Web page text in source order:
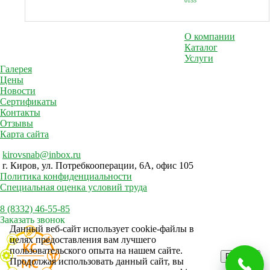
О компании
Каталог
Услуги
Галерея
Цены
Новости
Сертификаты
Контакты
Отзывы
Карта сайта
kirovsnab@inbox.ru
г. Киров, ул. Потребкооперации, 6А, офис 105
Политика конфиденциальности
Специальная оценка условий труда
8 (8332) 46-55-85
Заказать звонок
Данный веб-сайт использует cookie-файлы в
целях предоставления вам лучшего
пользовательского опыта на нашем сайте.
Продолжая использовать данный сайт, вы
Принять